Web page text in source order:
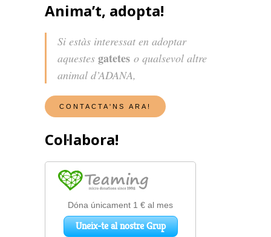
Anima’t, adopta!
Si estàs interessat en adoptar
aquestes gatetes o qualsevol altre
animal d’ADANA,
Col·labora!